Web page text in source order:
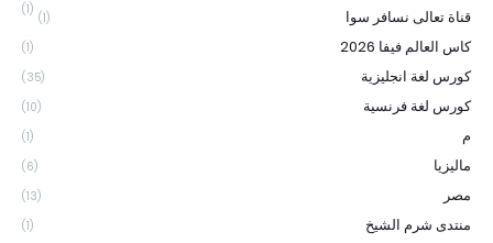
(1) قناة تعالى نسافر سوا (1)
كاس العالم فيفا 2026 (1)
كورس لغة انجليزية (35)
كورس لغة فرنسية (10)
م (1)
ماليزيا (6)
مصر (13)
منتدى شرم الشيخ (1)